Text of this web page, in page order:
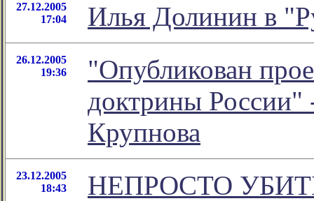
27.12.2005
17:04
Илья Долинин в
26.12.2005
19:36
"Опубликован
доктрины
Крупнова
23.12.2005
18:43
НЕПРОСТО